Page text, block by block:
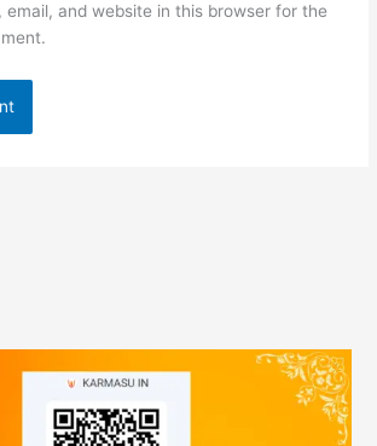
email, and website in this browser for the